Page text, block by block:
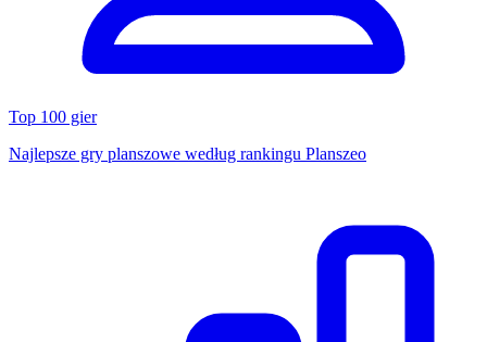
Top 100 gier
Najlepsze gry planszowe według rankingu Planszeo